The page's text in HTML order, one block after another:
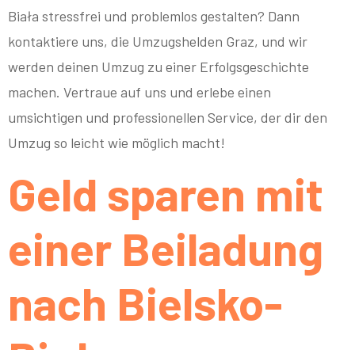
Biała stressfrei und problemlos gestalten? Dann
kontaktiere uns, die Umzugshelden Graz, und wir
werden deinen Umzug zu einer Erfolgsgeschichte
machen. Vertraue auf uns und erlebe einen
umsichtigen und professionellen Service, der dir den
Umzug so leicht wie möglich macht!
Geld sparen mit
einer Beiladung
nach Bielsko-